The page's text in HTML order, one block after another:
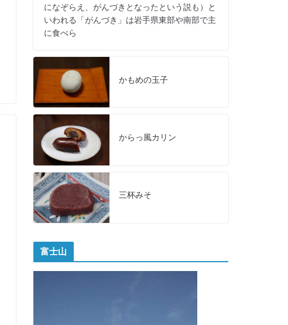
になぞらえ、がんづきとなったという説も）と
いわれる「がんづき」は岩手県東部や南部で主
に食べら
かもめの玉子
からっ風カリン
三杯みそ
富士山